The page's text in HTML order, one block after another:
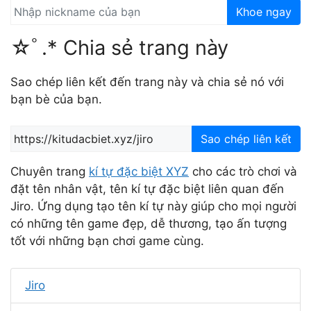
Khoe ngay
☆ﾟ.* Chia sẻ trang này
Sao chép liên kết đến trang này và chia sẻ nó với
bạn bè của bạn.
Sao chép liên kết
Chuyên trang kí tự đặc biệt XYZ cho các trò chơi và
đặt tên nhân vật, tên kí tự đặc biệt liên quan đến
Jiro. Ứng dụng tạo tên kí tự này giúp cho mọi người
có những tên game đẹp, dễ thương, tạo ấn tượng
tốt với những bạn chơi game cùng.
Jiro